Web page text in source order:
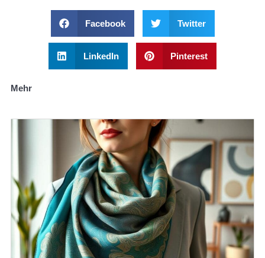
Facebook Twitter
LinkedIn Pinterest
Mehr